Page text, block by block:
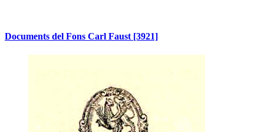
Documents del Fons Carl Faust [3921]